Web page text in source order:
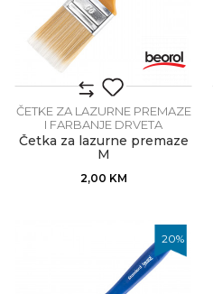
ČETKE ZA LAZURNE PREMAZE
I FARBANJE DRVETA
Četka za lazurne premaze
M
2,00 KM
20%